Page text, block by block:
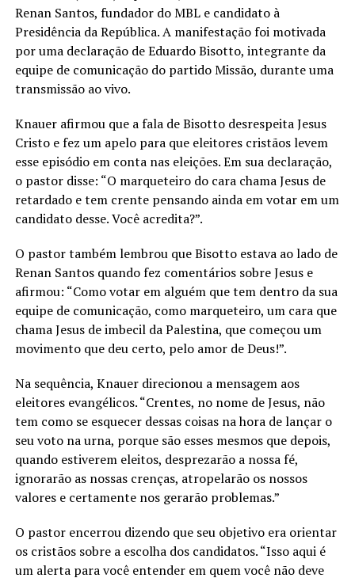
Renan Santos, fundador do MBL e candidato à
Presidência da República. A manifestação foi motivada
por uma declaração de Eduardo Bisotto, integrante da
equipe de comunicação do partido Missão, durante uma
transmissão ao vivo.
Knauer afirmou que a fala de Bisotto desrespeita Jesus
Cristo e fez um apelo para que eleitores cristãos levem
esse episódio em conta nas eleições. Em sua declaração,
o pastor disse: “O marqueteiro do cara chama Jesus de
retardado e tem crente pensando ainda em votar em um
candidato desse. Você acredita?”.
O pastor também lembrou que Bisotto estava ao lado de
Renan Santos quando fez comentários sobre Jesus e
afirmou: “Como votar em alguém que tem dentro da sua
equipe de comunicação, como marqueteiro, um cara que
chama Jesus de imbecil da Palestina, que começou um
movimento que deu certo, pelo amor de Deus!”.
Na sequência, Knauer direcionou a mensagem aos
eleitores evangélicos. “Crentes, no nome de Jesus, não
tem como se esquecer dessas coisas na hora de lançar o
seu voto na urna, porque são esses mesmos que depois,
quando estiverem eleitos, desprezarão a nossa fé,
ignorarão as nossas crenças, atropelarão os nossos
valores e certamente nos gerarão problemas.”
O pastor encerrou dizendo que seu objetivo era orientar
os cristãos sobre a escolha dos candidatos. “Isso aqui é
um alerta para você entender em quem você não deve